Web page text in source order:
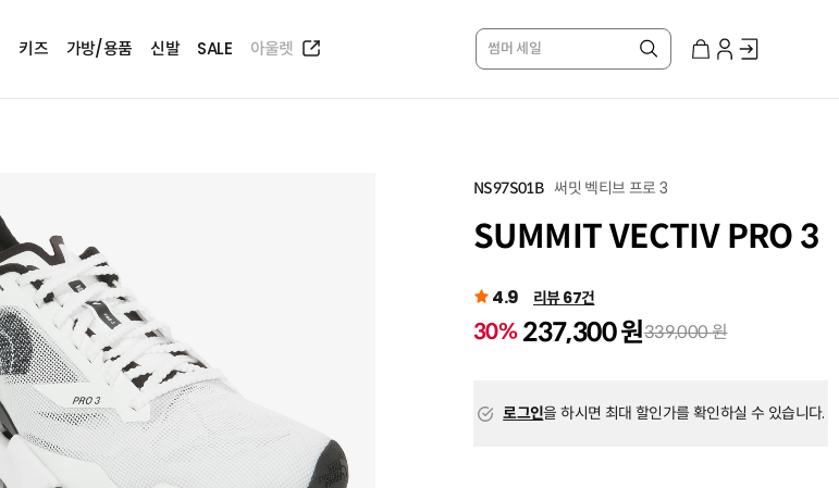
키즈 가방/용품 신발 SALE 아울렛 썸머 세일
NS97S01B 써밋 벡티브 프로 3
SUMMIT VECTIV PRO 3
4.9 리뷰 67건
30% 237,300 원339,000 원
로그인을 하시면 최대 할인가를 확인하실 수 있습니다.